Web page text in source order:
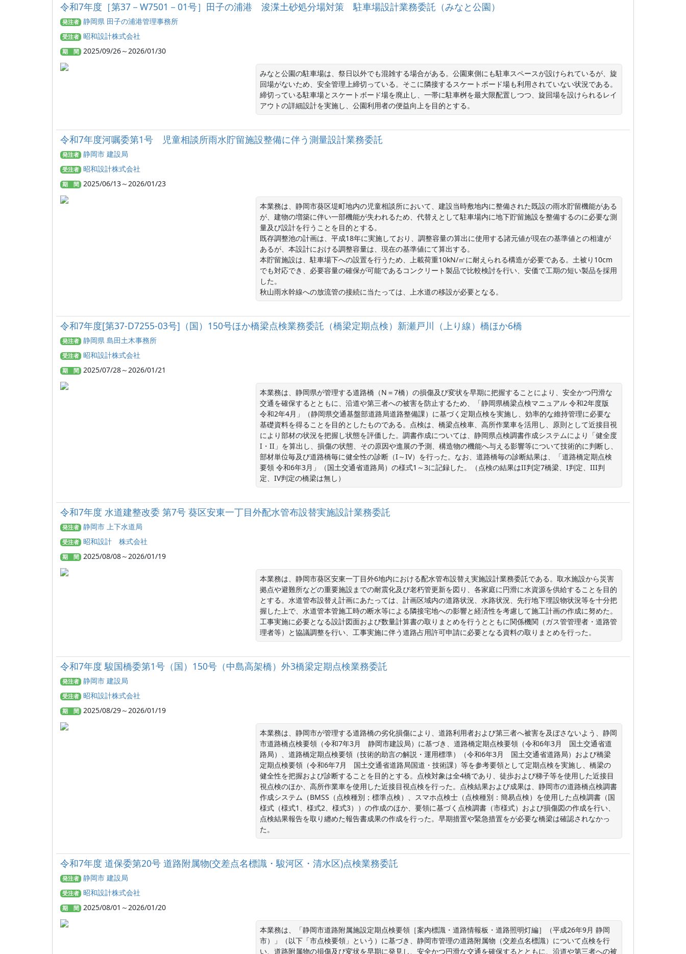
令和7年度［第37－W7501－01号］田子の浦港 浚渫土砂処分場対策 駐車場設計業務委託（みなと公園）
発注者 静岡県 田子の浦港管理事務所
受注者 昭和設計株式会社
期 間 2025/09/26～2026/01/30
みなと公園の駐車場は、祭日以外でも混雑する場合がある。公園東側にも駐車スペースが設けられているが、旋
回場がないため、安全管理上締切っている。そこに隣接するスケートボード場も利用されていない状況である。
締切っている駐車場とスケートボード場を廃止し、一帯に駐車桝を最大限配置しつつ、旋回場を設けられるレイ
アウトの詳細設計を実施し、公園利用者の便益向上を目的とする。
令和7年度河嘱委第1号 児童相談所雨水貯留施設整備に伴う測量設計業務委託
発注者 静岡市 建設局
受注者 昭和設計株式会社
期 間 2025/06/13～2026/01/23
本業務は、静岡市葵区堤町地内の児童相談所において、建設当時敷地内に整備された既設の雨水貯留機能がある
が、建物の増築に伴い一部機能が失われるため、代替えとして駐車場内に地下貯留施設を整備するのに必要な測
量及び設計を行うことを目的とする。
既存調整池の計画は、平成18年に実施しており、調整容量の算出に使用する諸元値が現在の基準値との相違が
あるが、本設計における調整容量は、現在の基準値にて算出する。
本貯留施設は、駐車場下への設置を行うため、上載荷重10kN/㎡に耐えられる構造が必要である。土被り10cm
でも対応でき、必要容量の確保が可能であるコンクリート製品で比較検討を行い、安価で工期の短い製品を採用
した。
秋山雨水幹線への放流管の接続に当たっては、上水道の移設が必要となる。
令和7年度[第37-D7255-03号]（国）150号ほか橋梁点検業務委託（橋梁定期点検）新瀬戸川（上り線）橋ほか6橋
発注者 静岡県 島田土木事務所
受注者 昭和設計株式会社
期 間 2025/07/28～2026/01/21
本業務は、静岡県が管理する道路橋（N＝7橋）の損傷及び変状を早期に把握することにより、安全かつ円滑な
交通を確保するとともに、沿道や第三者への被害を防止するため、「静岡県橋梁点検マニュアル 令和2年度版
令和2年4月」（静岡県交通基盤部道路局道路整備課）に基づく定期点検を実施し、効率的な維持管理に必要な
基礎資料を得ることを目的としたものである。点検は、橋梁点検車、高所作業車を活用し、原則として近接目視
により部材の状況を把握し状態を評価した。調書作成については、静岡県点検調書作成システムにより「健全度
I・II」を算出し、損傷の状態、その原因や進展の予測、構造物の機能へ与える影響等について技術的に判断し、
部材単位毎及び道路橋毎に健全性の診断（I～IV）を行った。なお、道路橋毎の診断結果は、「道路橋定期点検
要領 令和6年3月」（国土交通省道路局）の様式1～3に記録した。（点検の結果はII判定7橋梁、I判定、III判
定、IV判定の橋梁は無し）
令和7年度 水道建整改委 第7号 葵区安東一丁目外配水管布設替実施設計業務委託
発注者 静岡市 上下水道局
受注者 昭和設計 株式会社
期 間 2025/08/08～2026/01/19
本業務は、静岡市葵区安東一丁目外6地内における配水管布設替え実施設計業務委託である。取水施設から災害
拠点や避難所などの重要施設までの耐震化及び老朽管更新を図り、各家庭に円滑に水資源を供給することを目的
とする。水道管布設替え計画にあたっては、計画区域内の道路状況、水路状況、先行地下埋設物状況等を十分把
握した上で、水道管本管施工時の断水等による隣接宅地への影響と経済性を考慮して施工計画の作成に努めた。
工事実施に必要となる設計図面および数量計算書の取りまとめを行うとともに関係機関（ガス管管理者・道路管
理者等）と協議調整を行い、工事実施に伴う道路占用許可申請に必要となる資料の取りまとめを行った。
令和7年度 駿国橋委第1号（国）150号（中島高架橋）外3橋梁定期点検業務委託
発注者 静岡市 建設局
受注者 昭和設計株式会社
期 間 2025/08/29～2026/01/19
本業務は、静岡市が管理する道路橋の劣化損傷により、道路利用者および第三者へ被害を及ぼさないよう、静岡
市道路橋点検要領（令和7年3月　静岡市建設局）に基づき、道路橋定期点検要領（令和6年3月　国土交通省道
路局）、道路橋定期点検要領（技術的助言の解説・運用標準）（令和6年3月　国土交通省道路局）および橋梁
定期点検要領（令和6年7月　国土交通省道路局国道・技術課）等を参考要領として定期点検を実施し、橋梁の
健全性を把握および診断することを目的とする。点検対象は全4橋であり、徒歩および梯子等を使用した近接目
視点検のほか、高所作業車を使用した近接目視点検を行った。点検結果および成果は、静岡市の道路橋点検調書
作成システム（BMSS（点検種別；標準点検）、スマホ点検士（点検種別：簡易点検）を使用した点検調書（国
様式（様式1、様式2、様式3））の作成のほか、要領に基づく点検調書（市様式）および損傷図の作成を行い、
点検結果報告を取り纏めた報告書成果の作成を行った。早期措置や緊急措置をが必要な橋梁は確認されなかっ
た。
令和7年度 道保委第20号 道路附属物(交差点名標識・駿河区・清水区)点検業務委託
発注者 静岡市 建設局
受注者 昭和設計株式会社
期 間 2025/08/01～2026/01/20
本業務は、「静岡市道路附属施設定期点検要領［案内標識・道路情報板・道路照明灯編］（平成26年9月 静岡
市）」（以下「市点検要領」という）に基づき、静岡市管理の道路附属物（交差点名標識）について点検を行
い、道路附属物の損傷及び変状を早期に発見し、安全かつ円滑な交通を確保するとともに、沿道や第三者への被